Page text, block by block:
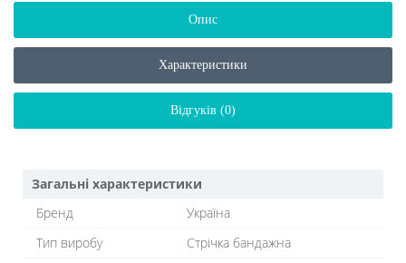
Опис
Характеристики
Відгуків (0)
Загальні характеристики
Бренд
Україна
Тип виробу
Стрічка бандажна